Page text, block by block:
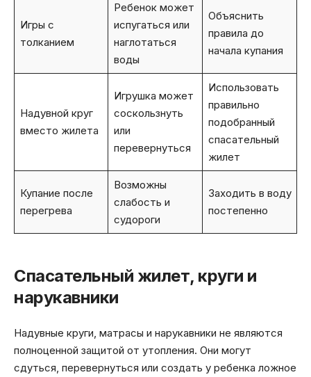
Игры с
толканием
Ребенок может
испугаться или
наглотаться
воды
Объяснить
правила до
начала купания
Надувной круг
вместо жилета
Игрушка может
соскользнуть
или
перевернуться
Использовать
правильно
подобранный
спасательный
жилет
Купание после
перегрева
Возможны
слабость и
судороги
Заходить в воду
постепенно
Спасательный жилет, круги и
нарукавники
Надувные круги, матрасы и нарукавники не являются
полноценной защитой от утопления. Они могут
сдуться, перевернуться или создать у ребенка ложное